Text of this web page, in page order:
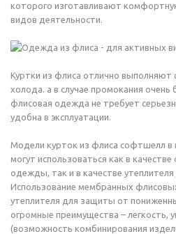
которого изготавливают
видов деятельности.
Куртки из флиса отлично
холода. а в случае промокания
флисовая одежда не требует
удобна в эксплуатации.
Модели курток из флиса софтшелл в
могут использоваться как в
одежды, так и в качестве
Использование мембранных
утеплителя для защиты от
огромные преимущества – легкость,
(возможность комбинирования